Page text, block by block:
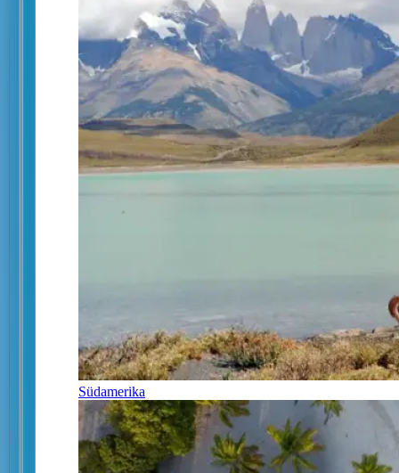
Südamerika